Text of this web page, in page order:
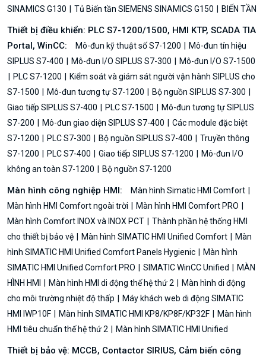
SINAMICS G130
Tủ Biến tần SIEMENS SINAMICS G150 BIẾN TẦN
Thiết bị điều khiển: PLC S7-1200/1500, HMI KTP, SCADA TIA
Portal, WinCC:
Mô-đun kỹ thuật số S7-1200
Mô-đun tín hiệu
SIPLUS S7-400
Mô-đun I/O SIPLUS S7-300
Mô-đun I/O S7-1500
PLC S7-1200
Kiểm soát và giám sát người vận hành SIPLUS cho
S7-1500
Mô-đun tương tự S7-1200
Bộ nguồn SIPLUS S7-300
Giao tiếp SIPLUS S7-400
PLC S7-1500
Mô-đun tương tự SIPLUS
S7-200
Mô-đun giao diện SIPLUS S7-400
Các module đặc biệt
S7-1200
PLC S7-300 Bộ nguồn SIPLUS S7-400
Truyền thông
S7-1200
PLC S7-400 Giao tiếp SIPLUS S7-1200
Mô-đun I/O
không an toàn S7-1200
Bộ nguồn S7-1200
Màn hình công nghiệp HMI:
Màn hình Simatic HMI Comfort
Màn hình HMI Comfort ngoài trời
Màn hình HMI Comfort PRO
Màn hình Comfort INOX và INOX PCT
Thành phần hệ thống HMI
cho thiết bị bảo vệ
Màn hình SIMATIC HMI Unified Comfort
Màn
hình SIMATIC HMI Unified Comfort Panels Hygienic
Màn hình
SIMATIC HMI Unified Comfort PRO
SIMATIC WinCC Unified
MÀN
HÌNH HMI
Màn hình HMI di động thế hệ thứ 2
Màn hình di động
cho môi trường nhiệt độ thấp
Máy khách web di động SIMATIC
HMI IWP10F
Màn hình SIMATIC HMI KP8/KP8F/KP32F
Màn hình
HMI tiêu chuẩn thế hệ thứ 2
Màn hình SIMATIC HMI Unified
Thiết bị bảo vệ: MCCB, Contactor SIRIUS, Cảm biến công